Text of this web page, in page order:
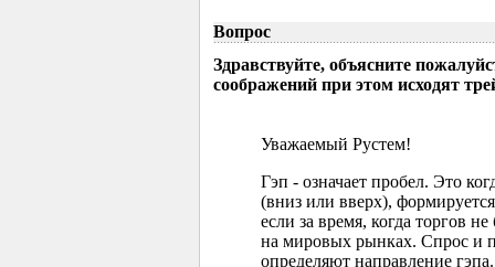
Вопрос
Здравствуйте, объясните
соображений при этом исходят
Уважаемый Рустем!
Гэп - означает пробел. Это
(вниз или вверх),
если за время, когда торгов
на мировых рынках. Спрос и
определяют направление гэпа.